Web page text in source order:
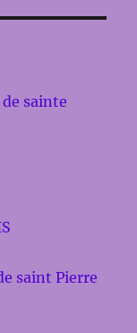
sainte
saint Pierre